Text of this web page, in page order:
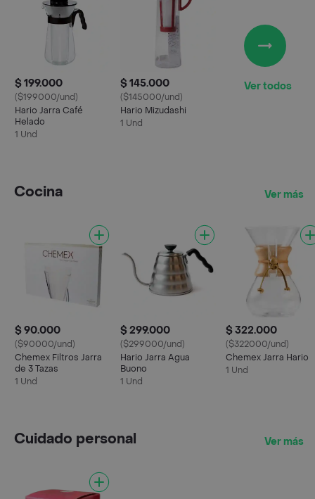
$ 199.000
($199000/und)
Hario Jarra Café
Helado
1 Und
$ 145.000
($145000/und)
Hario Mizudashi
1 Und
Ver todos
Cocina Ver más
$ 90.000
($90000/und)
Chemex Filtros Jarra
de 3 Tazas
1 Und
$ 299.000
($299000/und)
Hario Jarra Agua
Buono
1 Und
$ 322.000
($322000/und)
Chemex Jarra Hario
1 Und
Cuidado personal Ver más